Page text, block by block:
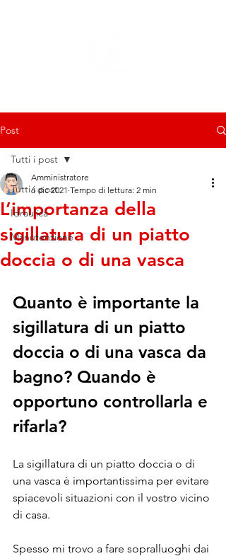
Post
Tutti i post
Idraulica
Manutenzione
Tutti i post
L’importanza della
sigillatura di un piatto
doccia o di una vasca
Amministratore
6 dic 2021 Tempo di lettura: 2 min
Quanto è importante la
sigillatura di un piatto
doccia o di una vasca da
bagno? Quando è
opportuno controllarla e
rifarla?
La sigillatura di un piatto doccia o di
una vasca è importantissima per evitare
spiacevoli situazioni con il vostro vicino
di casa.
Spesso mi trovo a fare sopralluoghi dai